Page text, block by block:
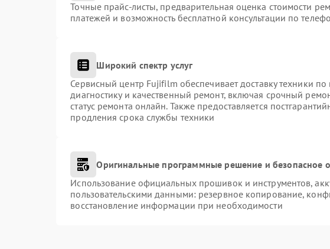
Точные прайс-листы, предварительная оценка стоимости
платежей и возможность бесплатной консультации по
Широкий спектр услуг
Сервисный центр Fujifilm обеспечивает доставку техники
диагностику и качественный ремонт, включая срочный
статус ремонта онлайн. Также предоставляется
продления срока службы техники
Оригинальные программные решение и безопасное
Использование официальных прошивок и инструментов,
пользовательскими данными: резервное копирование,
восстановление информации при необходимости